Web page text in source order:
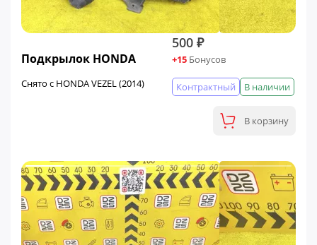
Подкрылок HONDA
Снято с HONDA VEZEL (2014)
500 ₽
+15 Бонусов
В наличии
Контрактный
В корзину